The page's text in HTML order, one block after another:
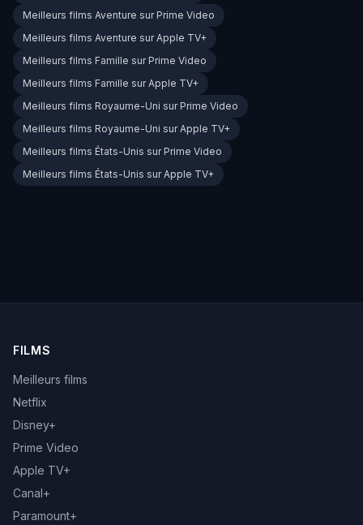
Meilleurs films Aventure sur Prime Video
Meilleurs films Aventure sur Apple TV+
Meilleurs films Famille sur Prime Video
Meilleurs films Famille sur Apple TV+
Meilleurs films Royaume-Uni sur Prime Video
Meilleurs films Royaume-Uni sur Apple TV+
Meilleurs films États-Unis sur Prime Video
Meilleurs films États-Unis sur Apple TV+
FILMS
Meilleurs films
Netflix
Disney+
Prime Video
Apple TV+
Canal+
Paramount+